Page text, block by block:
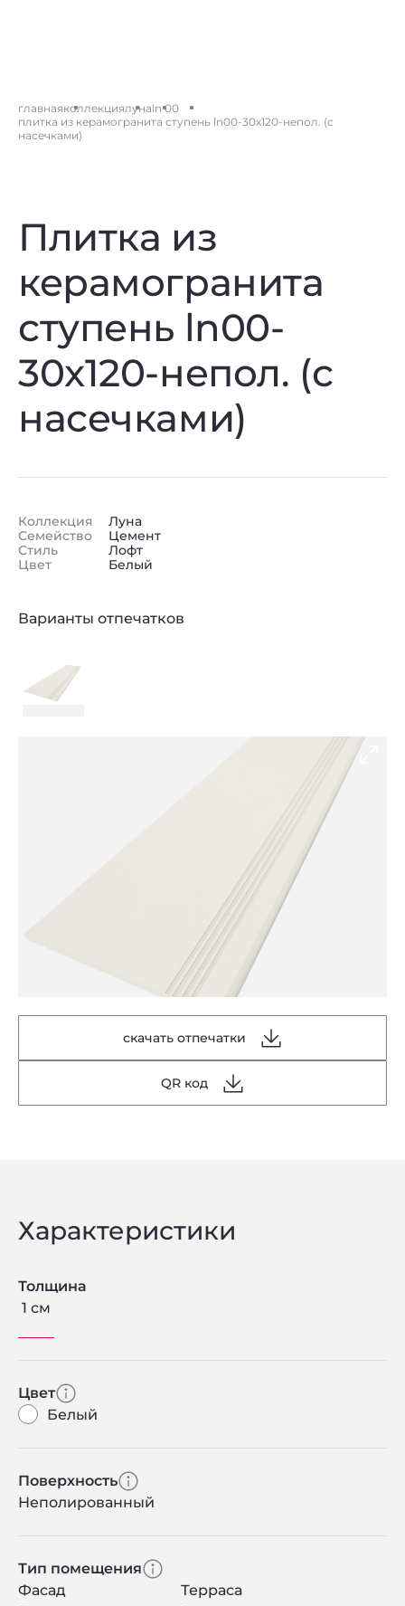
главнаяколлекциялунаln 00
плитка из керамогранита ступень ln00-30x120-непол. (с
насечками)
Плитка из
керамогранита
ступень ln00-
30x120-непол. (с
насечками)
Коллекция
Семейство
Стиль
Цвет
Луна
Цемент
Лофт
Белый
Варианты отпечатков
скачать отпечатки
QR код
Характеристики
Толщина
1 см
Цвет
Белый
Поверхность
Неполированный
Тип помещения
Фасад
Терраса